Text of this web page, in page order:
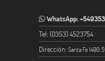
WhatsApp:
Tel: (0353) 4523754
Dirección: Santa Fe 1490.